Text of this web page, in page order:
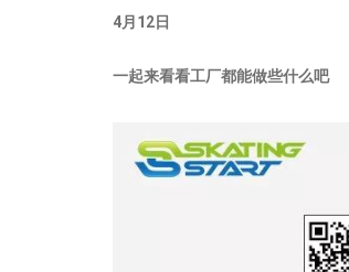
4月12日
一起来看看工厂都能做些什么吧